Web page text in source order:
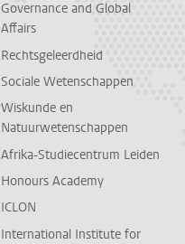
Governance and Global
Affairs
Rechtsgeleerdheid
Sociale Wetenschappen
Wiskunde en
Natuurwetenschappen
Afrika-Studiecentrum Leiden
Honours Academy
ICLON
International Institute for